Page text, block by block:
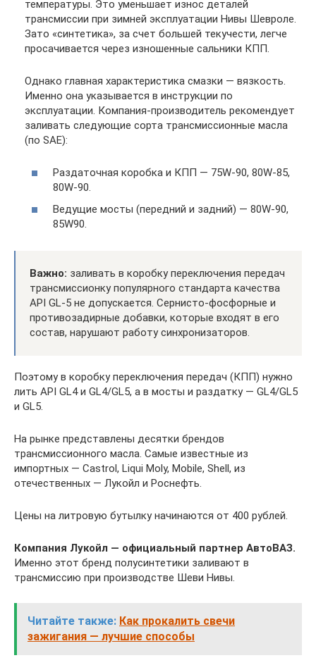
температуры. Это уменьшает износ деталей
трансмиссии при зимней эксплуатации Нивы Шевроле.
Зато «синтетика», за счет большей текучести, легче
просачивается через изношенные сальники КПП.
Однако главная характеристика смазки — вязкость.
Именно она указывается в инструкции по
эксплуатации. Компания-производитель рекомендует
заливать следующие сорта трансмиссионные масла
(по SAE):
Раздаточная коробка и КПП — 75W-90, 80W-85,
80W-90.
Ведущие мосты (передний и задний) — 80W-90,
85W90.
Важно: заливать в коробку переключения передач
трансмиссионку популярного стандарта качества
API GL-5 не допускается. Сернисто-фосфорные и
противозадирные добавки, которые входят в его
состав, нарушают работу синхронизаторов.
Поэтому в коробку переключения передач (КПП) нужно
лить API GL4 и GL4/GL5, а в мосты и раздатку — GL4/GL5
и GL5.
На рынке представлены десятки брендов
трансмиссионного масла. Самые известные из
импортных — Castrol, Liqui Moly, Mobile, Shell, из
отечественных — Лукойл и Роснефть.
Цены на литровую бутылку начинаются от 400 рублей.
Компания Лукойл — официальный партнер АвтоВАЗ.
Именно этот бренд полусинтетики заливают в
трансмиссию при производстве Шеви Нивы.
Читайте также: Как прокалить свечи
зажигания — лучшие способы